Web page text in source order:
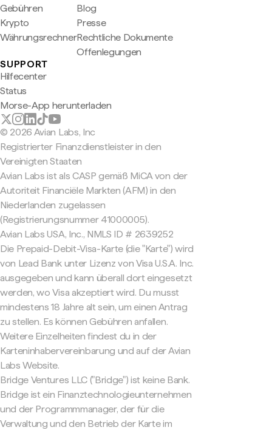
Gebühren
Krypto
Währungsrechner
Blog
Presse
Rechtliche Dokumente
Offenlegungen
SUPPORT
Hilfecenter
Status
Morse-App herunterladen
© 2026 Avian Labs, Inc
Registrierter Finanzdienstleister in den
Vereinigten Staaten
Avian Labs ist als CASP gemäß MiCA von der
Autoriteit Financiële Markten (AFM) in den
Niederlanden zugelassen
(Registrierungsnummer 41000005).
Avian Labs USA, Inc., NMLS ID # 2639252
Die Prepaid-Debit-Visa-Karte (die "Karte") wird
von Lead Bank unter Lizenz von Visa U.S.A. Inc.
ausgegeben und kann überall dort eingesetzt
werden, wo Visa akzeptiert wird. Du musst
mindestens 18 Jahre alt sein, um einen Antrag
zu stellen. Es können Gebühren anfallen.
Weitere Einzelheiten findest du in der
Karteninhabervereinbarung und auf der Avian
Labs Website.
Bridge Ventures LLC ("Bridge") ist keine Bank.
Bridge ist ein Finanztechnologieunternehmen
und der Programmmanager, der für die
Verwaltung und den Betrieb der Karte im